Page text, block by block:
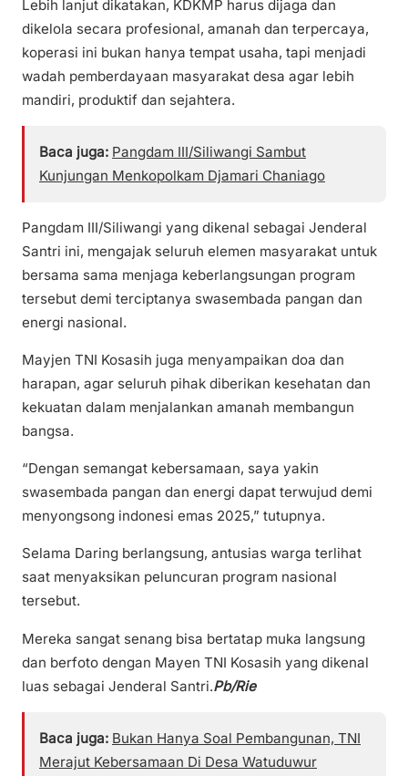
Lebih lanjut dikatakan, KDKMP harus dijaga dan
dikelola secara profesional, amanah dan terpercaya,
koperasi ini bukan hanya tempat usaha, tapi menjadi
wadah pemberdayaan masyarakat desa agar lebih
mandiri, produktif dan sejahtera.
Baca juga: Pangdam III/Siliwangi Sambut
Kunjungan Menkopolkam Djamari Chaniago
Pangdam III/Siliwangi yang dikenal sebagai Jenderal
Santri ini, mengajak seluruh elemen masyarakat untuk
bersama sama menjaga keberlangsungan program
tersebut demi terciptanya swasembada pangan dan
energi nasional.
Mayjen TNI Kosasih juga menyampaikan doa dan
harapan, agar seluruh pihak diberikan kesehatan dan
kekuatan dalam menjalankan amanah membangun
bangsa.
“Dengan semangat kebersamaan, saya yakin
swasembada pangan dan energi dapat terwujud demi
menyongsong indonesi emas 2025,” tutupnya.
Selama Daring berlangsung, antusias warga terlihat
saat menyaksikan peluncuran program nasional
tersebut.
Mereka sangat senang bisa bertatap muka langsung
dan berfoto dengan Mayen TNI Kosasih yang dikenal
luas sebagai Jenderal Santri.Pb/Rie
Baca juga: Bukan Hanya Soal Pembangunan, TNI
Merajut Kebersamaan Di Desa Watuduwur